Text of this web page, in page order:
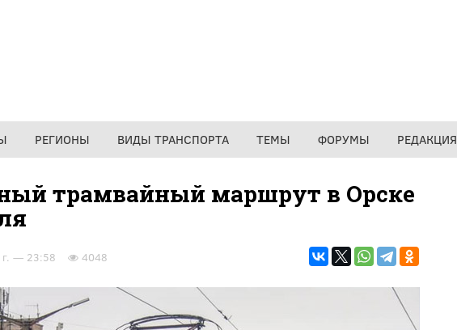
РЕГИОНЫ ВИДЫ ТРАНСПОРТА ТЕМЫ ФОРУМЫ РЕДАКЦИЯ
трамвайный маршрут в Орске
г. — 23:58 4048